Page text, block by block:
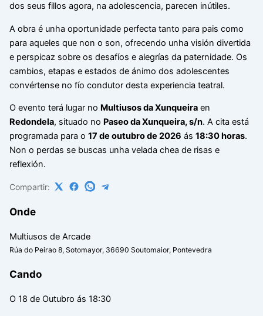
dos seus fillos agora, na adolescencia, parecen inútiles.
A obra é unha oportunidade perfecta tanto para pais como
para aqueles que non o son, ofrecendo unha visión divertida
e perspicaz sobre os desafíos e alegrías da paternidade. Os
cambios, etapas e estados de ánimo dos adolescentes
convértense no fío condutor desta experiencia teatral.
O evento terá lugar no Multiusos da Xunqueiraen
Redondela, situado no Paseo da Xunqueira, s/n. A cita está
programada para o 17 de outubro de 2026 ás 18:30 horas.
Non o perdas se buscas unha velada chea de risas e
reflexión.
Compartir:
Onde
Multiusos de Arcade
Rúa do Peirao 8, Sotomayor, 36690 Soutomaior, Pontevedra
Cando
O 18 de Outubro ás 18:30